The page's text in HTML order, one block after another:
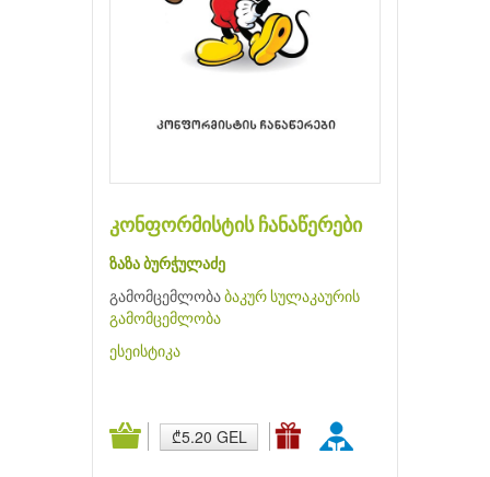
კონფორმისტის ჩანაწერები
ზაზა ბურჭულაძე
გამომცემლობა ბაკურ სულაკაურის
გამომცემლობა
ესეისტიკა
₾5.20 GEL